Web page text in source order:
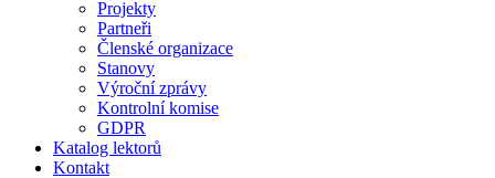
Projekty
Partneři
Členské organizace
Stanovy
Výroční zprávy
Kontrolní komise
GDPR
Katalog lektorů
Kontakt